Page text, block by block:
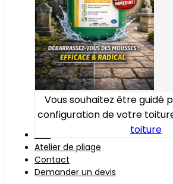
Vous souhaitez être guidé
configuration de votre
toiture
Atelier de pliage
Contact
Demander un devis